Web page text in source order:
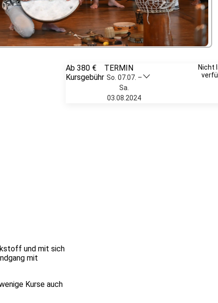
und mit sich
mit
Kurse auch
Ab 380 €
Kursgebühr
TERMIN
So. 07.07. –
Sa.
03.08.2024
Nicht